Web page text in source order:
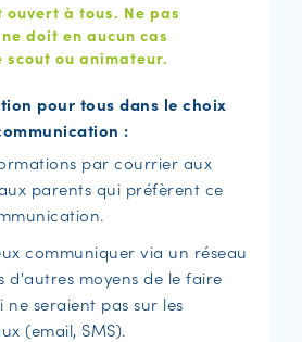
ouvert à tous. Ne pas
doit en aucun cas
ou animateur.
pour tous dans le choix
:
par courrier aux
parents qui préfèrent ce
communiquer via un réseau
d'autres moyens de le faire
seraient pas sur les
(email, SMS).